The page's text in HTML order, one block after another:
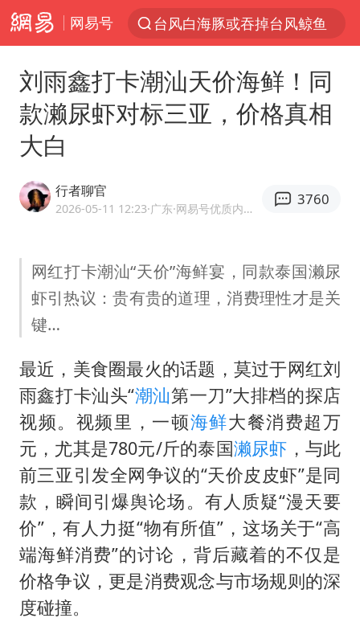
网易号
看守所辅警收受10万获刑1年
宇树科技发行价格150.80元/股
CIA被曝已秘密设立古巴工作组
U17国足1分钟轰2球
泰国一女公务员妆容引争议 本人回应
女子利用漏洞0元薅走3000多件家电
80后女柜员逆袭成4200亿银行副行长
把党建设得更加坚强有力
村民谈“梅姨”：叫的其实是“媒姨”
中国养老床位“三连降”
哪吒汽车南宁工厂设备降价20%拍卖
奋进开新局 实干挑大梁
刘雨鑫打卡潮汕天价海鲜！同
款濑尿虾对标三亚，价格真相
大白
行者聊官
2026-05-11 12:23·广东 ·网易号优质内容创作者
3760
网红打卡潮汕“天价”海鲜宴，同款泰国濑尿
虾引热议：贵有贵的道理，消费理性才是关
键…
最近，美食圈最火的话题，莫过于网红刘
雨鑫打卡汕头“潮汕第一刀”大排档的探店
视频。视频里，一顿海鲜大餐消费超万
元，尤其是780元/斤的泰国濑尿虾 ，与此
前三亚引发全网争议的“天价皮皮虾”是同
款，瞬间引爆舆论场。有人质疑“漫天要
价”，有人力挺“物有所值”，这场关于“高
端海鲜消费”的讨论，背后藏着的不仅是
价格争议，更是消费观念与市场规则的深
度碰撞。